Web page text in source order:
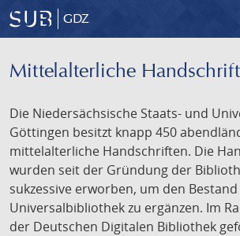
GDZ
Mittelalterliche
Die Niedersächsische Staats- und
Göttingen besitzt knapp 450
mittelalterliche Handschriften. Die
wurden seit der Gründung der
sukzessive erworben, um den
Universalbibliothek zu ergänzen. Im
der Deutschen Digitalen Bibliothek